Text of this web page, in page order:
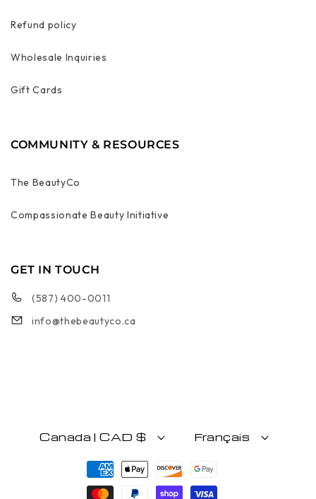
Refund policy
Wholesale Inquiries
Gift Cards
COMMUNITY & RESOURCES
The BeautyCo
Compassionate Beauty Initiative
GET IN TOUCH
(587) 400-0011
info@thebeautyco.ca
Canada | CAD $ Français